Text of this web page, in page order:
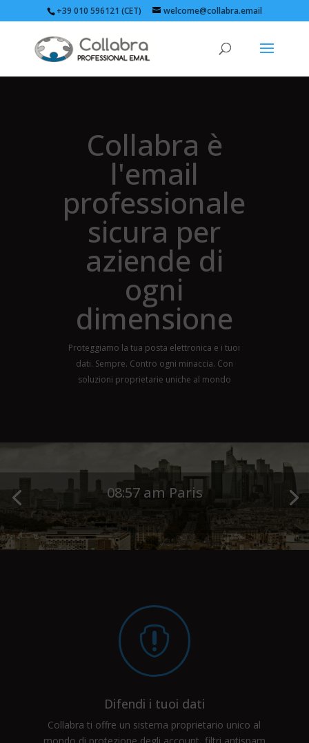
+39 010 596121 (CET) welcome@collabra.email
Collabra è
l'email
professionale
sicura per
aziende di
ogni
dimensione
Proteggiamo la tua posta elettronica e i tuoi
dati. Sempre. Contro ogni minaccia. Con
soluzioni proprietarie uniche al mondo
08:57 am Paris

Difendi i tuoi dati
Collabra ti offre un sistema proprietario unico al